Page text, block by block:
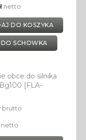
netto
DO KOSZYKA
SCHOWKA
obce do silnika
[FLA-
brutto